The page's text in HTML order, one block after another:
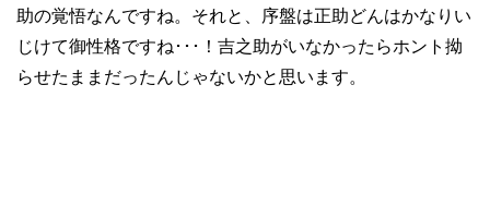
助の覚悟なんですね。それと、序盤は正助どんはかなりい
じけて御性格ですね･･･！吉之助がいなかったらホント拗
らせたままだったんじゃないかと思います。